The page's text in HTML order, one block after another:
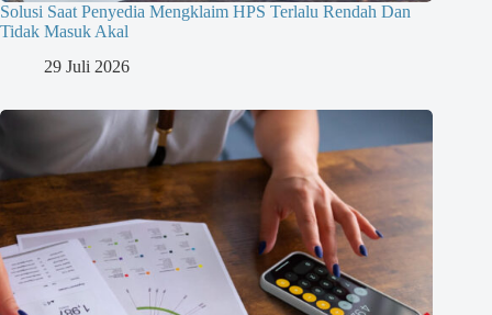
Solusi Saat Penyedia Mengklaim HPS Terlalu Rendah Dan
Tidak Masuk Akal
29 Juli 2026